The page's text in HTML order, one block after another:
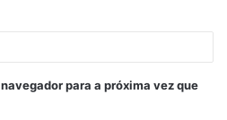
para a próxima vez que